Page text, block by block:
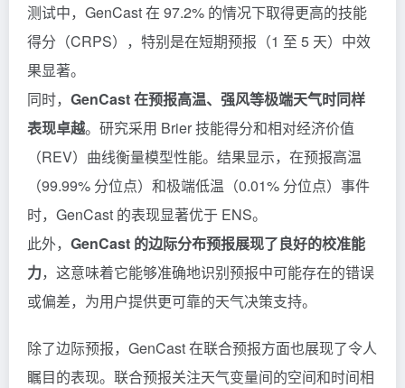
测试中，GenCast 在 97.2% 的情况下取得更高的技能
得分（CRPS），特别是在短期预报（1 至 5 天）中效
果显著。
同时， GenCast 在预报高温、强风等极端天气时同样
表现卓越。研究采用 Brier 技能得分和相对经济价值
（REV）曲线衡量模型性能。结果显示，在预报高温
（99.99% 分位点）和极端低温（0.01% 分位点）事件
时，GenCast 的表现显著优于 ENS。
此外， GenCast 的边际分布预报展现了良好的校准能
力，这意味着它能够准确地识别预报中可能存在的错误
或偏差，为用户提供更可靠的天气决策支持。
除了边际预报，GenCast 在联合预报方面也展现了令人
瞩目的表现。联合预报关注天气变量间的空间和时间相